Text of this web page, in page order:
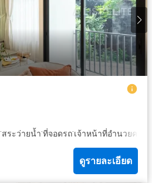
·สระว่ายน้ำ·ที่จอดรถ·เจ้าหน้าที่อำนวยควา
ดูรายละเอียด